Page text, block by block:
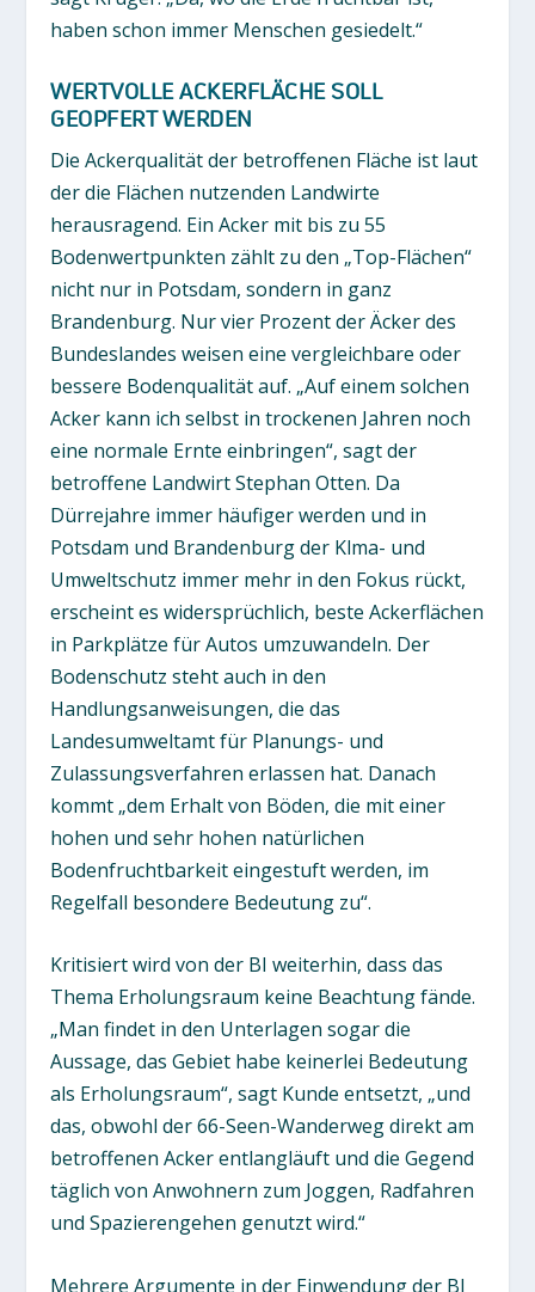
haben schon immer Menschen gesiedelt.“
WERTVOLLE ACKERFLÄCHE SOLL
GEOPFERT WERDEN
Die Ackerqualität der betroffenen Fläche ist laut
der die Flächen nutzenden Landwirte
herausragend. Ein Acker mit bis zu 55
Bodenwertpunkten zählt zu den „Top-Flächen“
nicht nur in Potsdam, sondern in ganz
Brandenburg. Nur vier Prozent der Äcker des
Bundeslandes weisen eine vergleichbare oder
bessere Bodenqualität auf. „Auf einem solchen
Acker kann ich selbst in trockenen Jahren noch
eine normale Ernte einbringen“, sagt der
betroffene Landwirt Stephan Otten. Da
Dürrejahre immer häufiger werden und in
Potsdam und Brandenburg der Klma- und
Umweltschutz immer mehr in den Fokus rückt,
erscheint es widersprüchlich, beste Ackerflächen
in Parkplätze für Autos umzuwandeln. Der
Bodenschutz steht auch in den
Handlungsanweisungen, die das
Landesumweltamt für Planungs- und
Zulassungsverfahren erlassen hat. Danach
kommt „dem Erhalt von Böden, die mit einer
hohen und sehr hohen natürlichen
Bodenfruchtbarkeit eingestuft werden, im
Regelfall besondere Bedeutung zu“.
Kritisiert wird von der BI weiterhin, dass das
Thema Erholungsraum keine Beachtung fände.
„Man findet in den Unterlagen sogar die
Aussage, das Gebiet habe keinerlei Bedeutung
als Erholungsraum“, sagt Kunde entsetzt, „und
das, obwohl der 66-Seen-Wanderweg direkt am
betroffenen Acker entlangläuft und die Gegend
täglich von Anwohnern zum Joggen, Radfahren
und Spazierengehen genutzt wird.“
Mehrere Argumente in der Einwendung der BI